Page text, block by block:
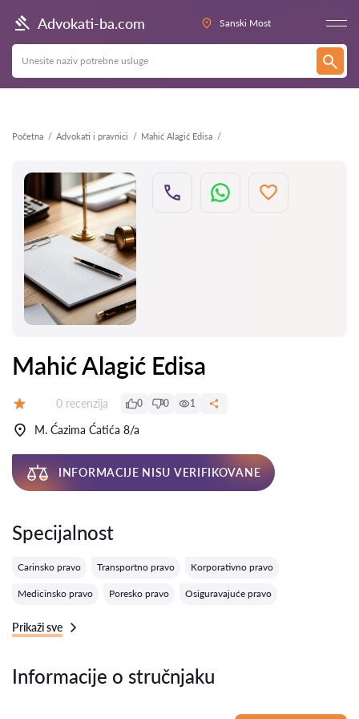
Advokati-ba.com Sanski Most
Početna Advokati i pravnici Mahić Alagić Edisa
Nazad
Mahić Alagić Edisa
Recenzija:
0 recenzija 0 0 1
M. Ćazima Ćatića 8/a
INFORMACIJE NISU VERIFIKOVANE
Specijalnost
Carinsko pravo Transportno pravo Korporativno pravo
Medicinsko pravo Poresko pravo Osiguravajuće pravo
Prikaži sve
Informacije o stručnjaku